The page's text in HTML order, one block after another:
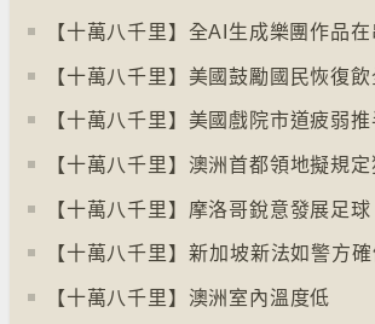
【十萬八千里】美國鼓勵國民恢復飲
【十萬八千里】摩洛哥銳意發展足球
【十萬八千里】澳洲室內溫度低